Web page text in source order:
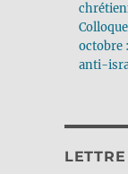
octobre
anti-